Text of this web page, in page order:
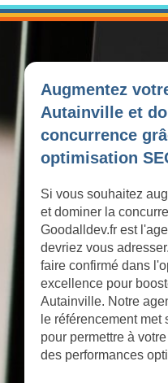
Augmentez
Autainville et
concurrence
optimisation
Si vous souhaitez
et dominer la
Goodalldev.fr est
devriez vous
faire confirmé dans
excellence pour
Autainville. Notre
le référencement
pour permettre à
des performances